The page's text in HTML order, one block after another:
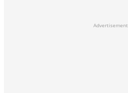
Advertisement